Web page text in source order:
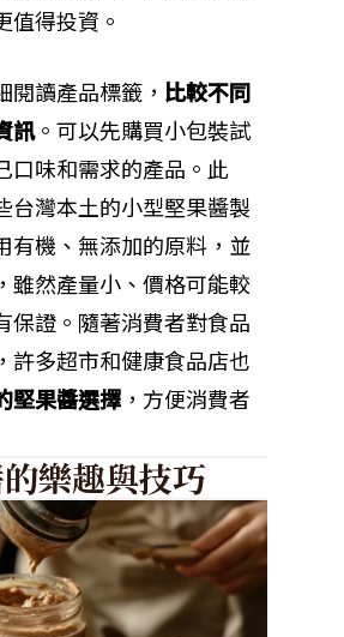
值得投資。
閱讀產品標籤， 比較不同
訊。可以先購買小包裝試
口味和需求的產品。此
台灣本土的小型堅果醬製
有機、無添加的原料，並
雖然產量小、價格可能較
保證。隨著消費者對食品
許多超市和健康食品店也
堅果醬選擇 ，方便消費者
樂趣與技巧